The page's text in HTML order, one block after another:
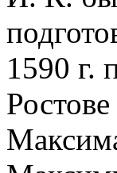
1590 г.